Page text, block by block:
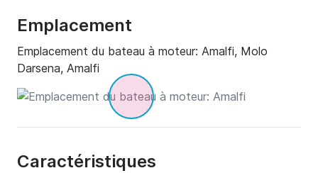
Emplacement
Emplacement du bateau à moteur: Amalfi, Molo
Darsena, Amalfi
Caractéristiques